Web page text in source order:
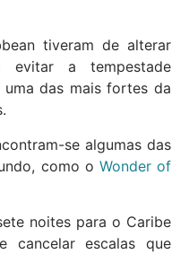
tiveram de alterar
evitar a tempestade
das mais fortes da
se algumas das
como o Wonder of
noites para o Caribe
cancelar escalas que